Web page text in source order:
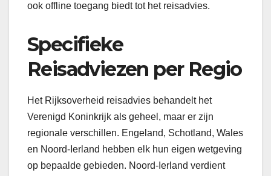
ook offline toegang biedt tot het reisadvies.
Specifieke
Reisadviezen per Regio
Het Rijksoverheid reisadvies behandelt het
Verenigd Koninkrijk als geheel, maar er zijn
regionale verschillen. Engeland, Schotland, Wales
en Noord-Ierland hebben elk hun eigen wetgeving
op bepaalde gebieden. Noord-Ierland verdient